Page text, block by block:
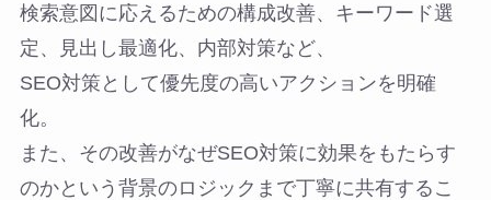
検索意図に応えるための構成改善、キーワード選
定、見出し最適化、内部対策など、
SEO対策として優先度の高いアクションを明確
化。
また、その改善がなぜSEO対策に効果をもたらす
のかという背景のロジックまで丁寧に共有するこ